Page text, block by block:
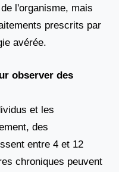
l'organisme, mais
prescrits par
avérée.
observer des
et les
des
entre 4 et 12
chroniques peuvent